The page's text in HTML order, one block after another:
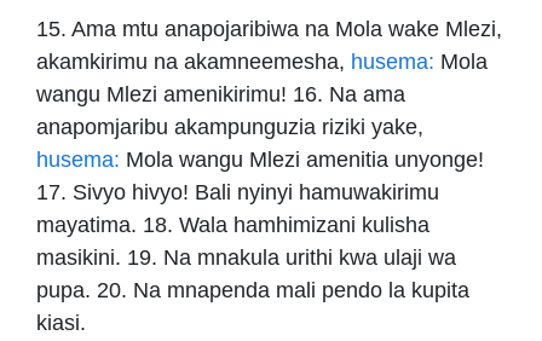
15. Ama mtu anapojaribiwa na Mola wake Mlezi,
akamkirimu na akamneemesha, husema: Mola
wangu Mlezi amenikirimu! 16. Na ama
anapomjaribu akampunguzia riziki yake,
husema: Mola wangu Mlezi amenitia unyonge!
17. Sivyo hivyo! Bali nyinyi hamuwakirimu
mayatima. 18. Wala hamhimizani kulisha
masikini. 19. Na mnakula urithi kwa ulaji wa
pupa. 20. Na mnapenda mali pendo la kupita
kiasi.